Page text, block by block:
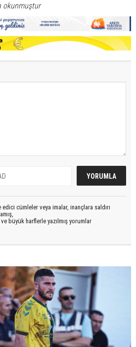
okunmuştur
cümleler veya imalar, inançlara saldırı
büyük harflerle yazılmış yorumlar